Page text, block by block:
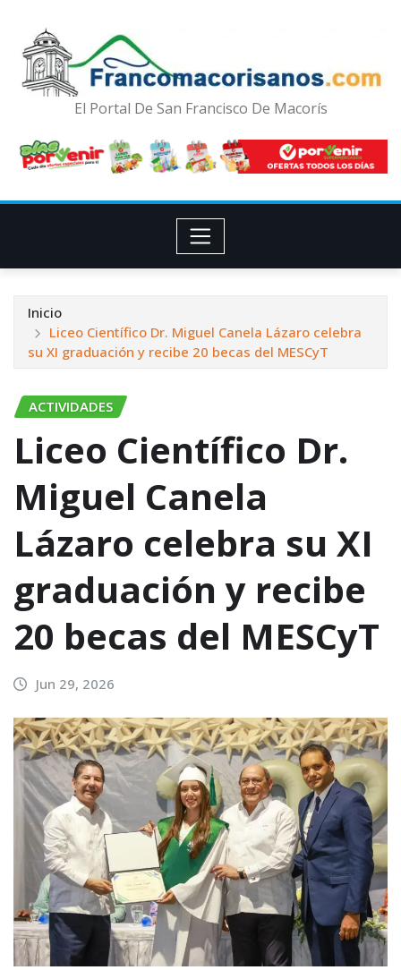
El Portal De San Francisco De Macorís
Inicio
Liceo Científico Dr. Miguel Canela Lázaro celebra
su XI graduación y recibe 20 becas del MESCyT
ACTIVIDADES
Liceo Científico Dr.
Miguel Canela
Lázaro celebra su XI
graduación y recibe
20 becas del MESCyT
Jun 29, 2026